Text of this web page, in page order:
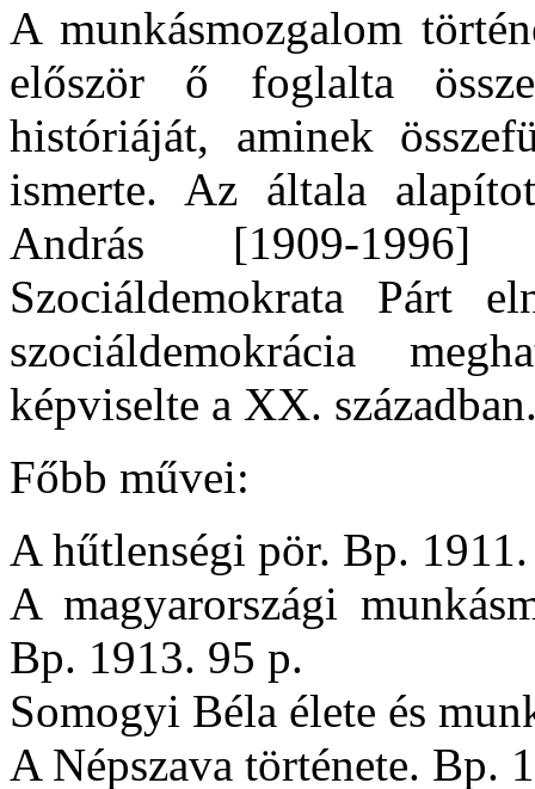
A munkásmozgalom
először ő foglalta
históriáját, aminek
ismerte. Az általa
András [1909-
Szociáldemokrata Párt
szociáldemokrácia
képviselte a XX.
Főbb művei:
A hűtlenségi pör. Bp.
A magyarországi
Bp. 1913. 95 p.
Somogyi Béla élete és
A Népszava története. Bp.